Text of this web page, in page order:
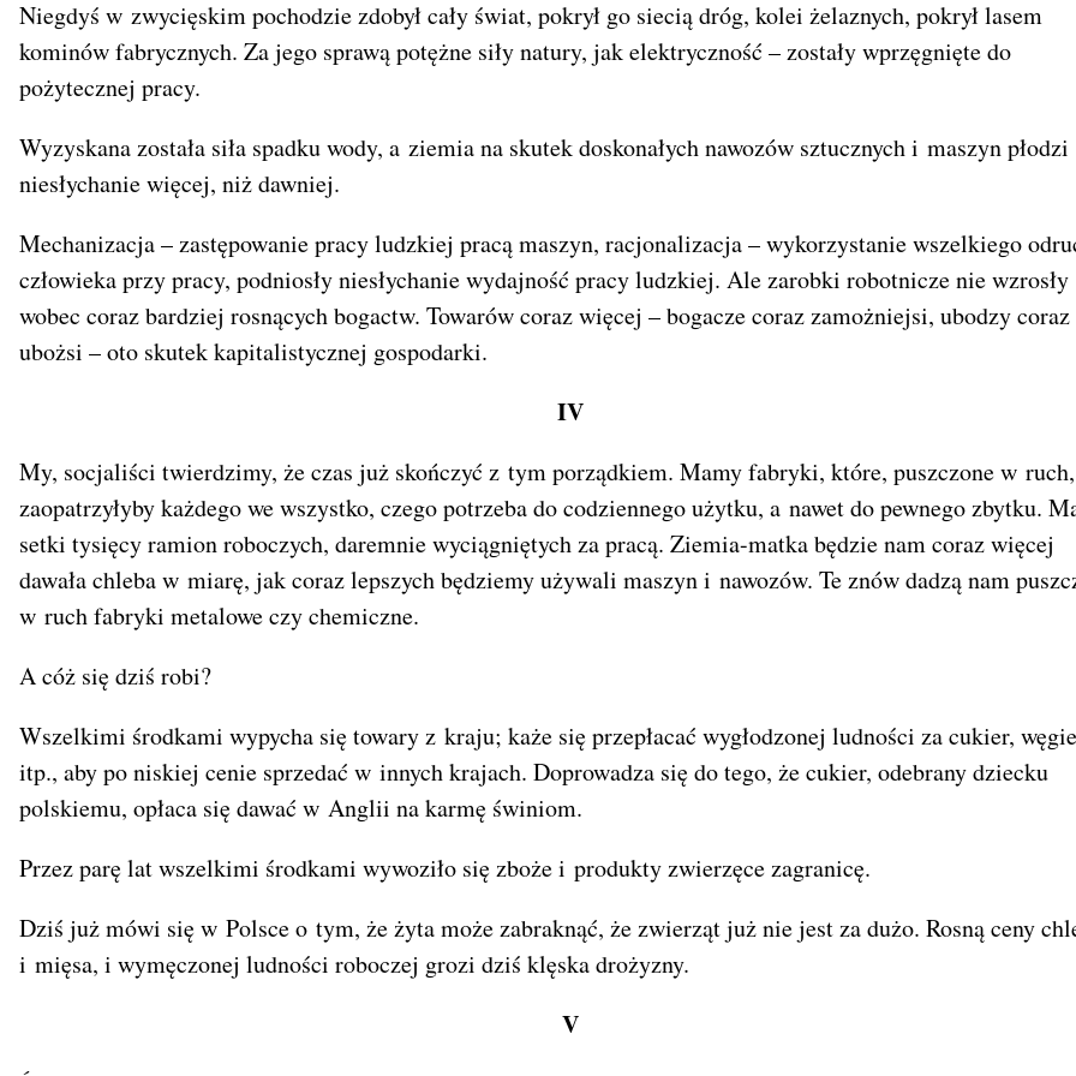
Niegdyś w zwycięskim pochodzie zdobył cały świat, pokrył go siecią dróg, kolei żelaznych, pokrył lasem
kominów fabrycznych. Za jego sprawą potężne siły natury, jak elektryczność – zostały wprzęgnięte do
pożytecznej pracy.
Wyzyskana została siła spadku wody, a ziemia na skutek doskonałych nawozów sztucznych i maszyn płodzi
niesłychanie więcej, niż dawniej.
Mechanizacja – zastępowanie pracy ludzkiej pracą maszyn, racjonalizacja – wykorzystanie wszelkiego
człowieka przy pracy, podniosły niesłychanie wydajność pracy ludzkiej. Ale zarobki robotnicze nie wzrosły
wobec coraz bardziej rosnących bogactw. Towarów coraz więcej – bogacze coraz zamożniejsi, ubodzy coraz
ubożsi – oto skutek kapitalistycznej gospodarki.
IV
My, socjaliści twierdzimy, że czas już skończyć z tym porządkiem. Mamy fabryki, które, puszczone w ruch,
zaopatrzyłyby każdego we wszystko, czego potrzeba do codziennego użytku, a nawet do pewnego zbytku.
setki tysięcy ramion roboczych, daremnie wyciągniętych za pracą. Ziemia-matka będzie nam coraz więcej
dawała chleba w miarę, jak coraz lepszych będziemy używali maszyn i nawozów. Te znów dadzą nam
w ruch fabryki metalowe czy chemiczne.
A cóż się dziś robi?
Wszelkimi środkami wypycha się towary z kraju; każe się przepłacać wygłodzonej ludności za cukier,
itp., aby po niskiej cenie sprzedać w innych krajach. Doprowadza się do tego, że cukier, odebrany dziecku
polskiemu, opłaca się dawać w Anglii na karmę świniom.
Przez parę lat wszelkimi środkami wywoziło się zboże i produkty zwierzęce zagranicę.
Dziś już mówi się w Polsce o tym, że żyta może zabraknąć, że zwierząt już nie jest za dużo. Rosną ceny
i mięsa, i wymęczonej ludności roboczej grozi dziś klęska drożyzny.
V